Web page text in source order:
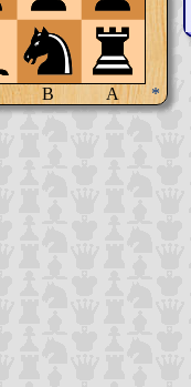
B A *